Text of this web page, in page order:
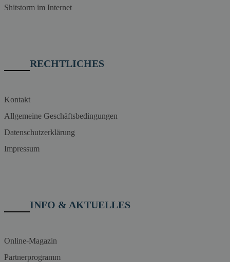
Shitstorm im Internet
RECHTLICHES
Kontakt
Allgemeine Geschäftsbedingungen
Datenschutzerklärung
Impressum
INFO & AKTUELLES
Online-Magazin
Partnerprogramm